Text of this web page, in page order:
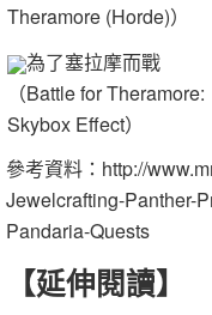
Theramore (Horde)）
為了塞拉摩而戰
（Battle for Theramore:
Skybox Effect）
參考資料：http://
Jewelcrafting-Panther-
Pandaria-Quests
【延伸閱讀】